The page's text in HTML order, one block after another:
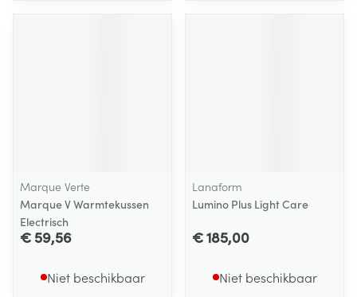
Marque Verte
Marque V Warmtekussen
Electrisch
€ 59,56
Niet beschikbaar
Lanaform
Lumino Plus Light Care
€ 185,00
Niet beschikbaar